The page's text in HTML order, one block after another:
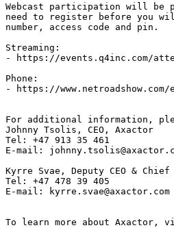
Webcast participation will be
need to register before you
number, access code and pin.
Streaming:
- https://events.q4inc.com/
Phone:
- https://www.netroadshow.com/
For additional information,
Johnny Tsolis, CEO, Axactor
Tel: +47 913 35 461
E-mail:
Kyrre Svae, Deputy CEO &
Tel: +47 478 39 405
E-mail: kyrre.svae@axactor.com
To learn more about Axactor,